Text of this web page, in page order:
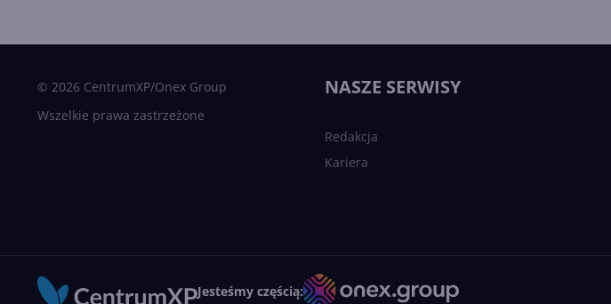
© 2026 CentrumXP/Onex Group
Wszelkie prawa zastrzeżone
NASZE SERWISY
Redakcja
Kariera
Jesteśmy częścią: